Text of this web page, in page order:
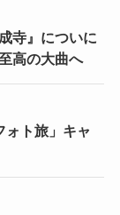
寺』についに
高の大曲へ
ォト旅」キャ